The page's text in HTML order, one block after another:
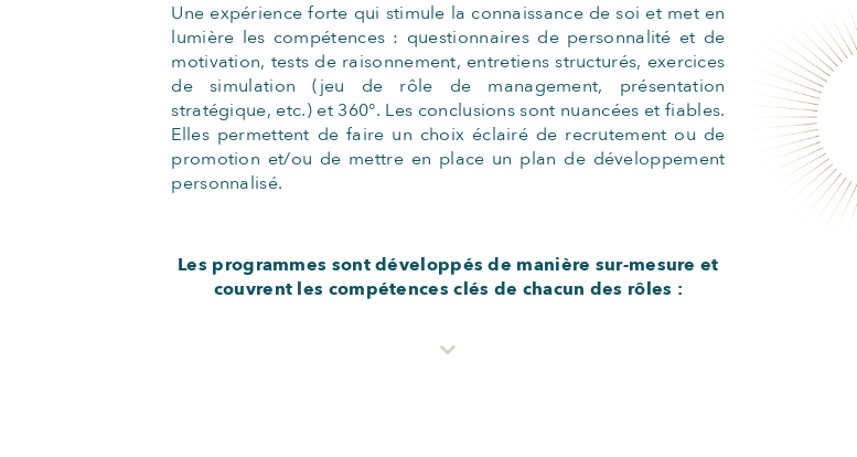
Une expérience forte qui stimule la connaissance de soi et met en
lumière les compétences : questionnaires de personnalité et de
motivation, tests de raisonnement, entretiens structurés, exercices
de simulation (jeu de rôle de management, présentation
stratégique, etc.) et 360°. Les conclusions sont nuancées et fiables.
Elles permettent de faire un choix éclairé de recrutement ou de
promotion et/ou de mettre en place un plan de développement
personnalisé.
Les programmes sont développés de manière sur-mesure et
couvrent les compétences clés de chacun des rôles :